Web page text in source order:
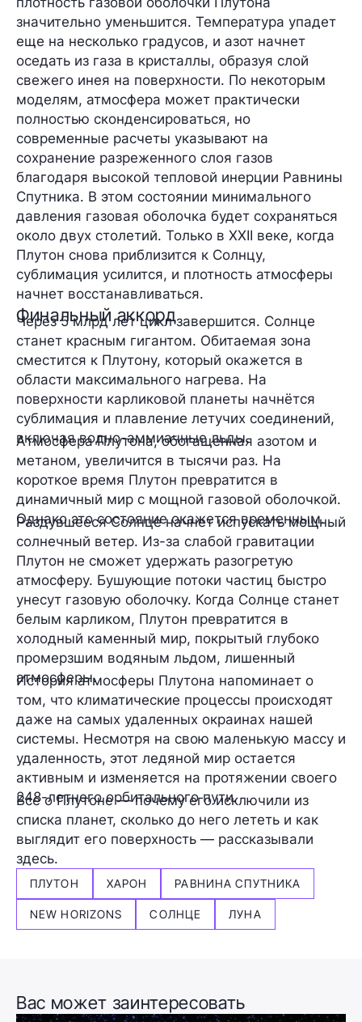
значительно уменьшится. Температура упадет
еще на несколько градусов, и азот начнет
оседать из газа в кристаллы, образуя слой
свежего инея на поверхности. По некоторым
моделям, атмосфера может практически
полностью сконденсироваться, но
современные расчеты указывают на
сохранение разреженного слоя газов
благодаря высокой тепловой инерции Равнины
Спутника. В этом состоянии минимального
давления газовая оболочка будет сохраняться
около двух столетий. Только в XXII веке, когда
Плутон снова приблизится к Солнцу,
сублимация усилится, и плотность атмосферы
начнет восстанавливаться.
Финальный аккорд
Через 5 млрд лет цикл завершится. Солнце
станет красным гигантом. Обитаемая зона
сместится к Плутону, который окажется в
области максимального нагрева. На
поверхности карликовой планеты начнётся
сублимация и плавление летучих соединений,
включая водно-аммиачные льды.
Атмосфера Плутона, обогащенная азотом и
метаном, увеличится в тысячи раз. На
короткое время Плутон превратится в
динамичный мир с мощной газовой оболочкой.
Однако это состояние окажется временным.
Раздувшееся Солнце начнет испускать мощный
солнечный ветер. Из-за слабой гравитации
Плутон не сможет удержать разогретую
атмосферу. Бушующие потоки частиц быстро
унесут газовую оболочку. Когда Солнце станет
белым карликом, Плутон превратится в
холодный каменный мир, покрытый глубоко
промерзшим водяным льдом, лишенный
атмосферы.
История атмосферы Плутона напоминает о
том, что климатические процессы происходят
даже на самых удаленных окраинах нашей
системы. Несмотря на свою маленькую массу и
удаленность, этот ледяной мир остается
активным и изменяется на протяжении своего
248-летнего орбитального пути.
Все о Плутоне — почему его исключили из
списка планет, сколько до него лететь и как
выглядит его поверхность — рассказывали
здесь.
ПЛУТОН ХАРОН РАВНИНА СПУТНИКА
NEW HORIZONS СОЛНЦЕ ЛУНА
Вас может заинтересовать